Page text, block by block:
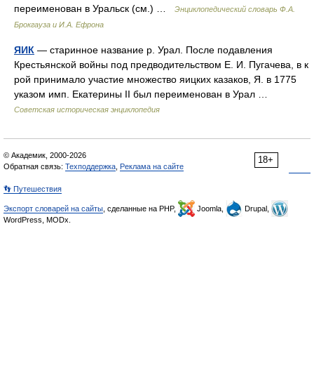
переименован в Уральск (см.) …
Энциклопедический словарь Ф.А.
Брокгауза и И.А. Ефрона
ЯИК — старинное название р. Урал. После подавления
Крестьянской войны под предводительством Е. И. Пугачева, в к
рой принимало участие множество яицких казаков, Я. в 1775
указом имп. Екатерины II был переименован в Урал …
Советская историческая энциклопедия
18+
© Академик, 2000-2026
Обратная связь: Техподдержка Реклама на сайте
👣 Путешествия
Экспорт словарей на сайты , сделанные на PHP, Joomla,
Drupal,
WordPress, MODx.